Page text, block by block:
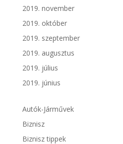
2019. november
2019. október
2019. szeptember
2019. augusztus
2019. július
2019. június
Autók-Járművek
Biznisz
Biznisz tippek